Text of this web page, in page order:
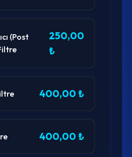
(Post
250,00
₺
400,00 ₺
400,00 ₺